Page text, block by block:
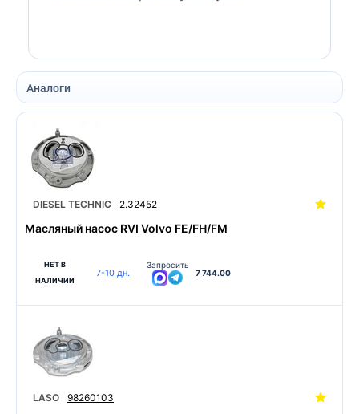
Аналоги
DIESEL TECHNIC 2.32452
Масляный насос RVI Volvo FE/FH/FM
НЕТ В
НАЛИЧИИ
7-10 дн.
Запросить
7 744.00
LASO 98260103